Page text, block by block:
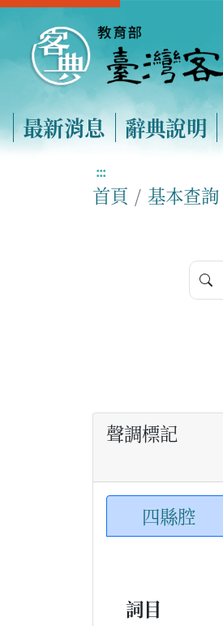
最新消息 辭典說明
:::
首頁 基本查詢
聲調標記
四縣腔
詞目